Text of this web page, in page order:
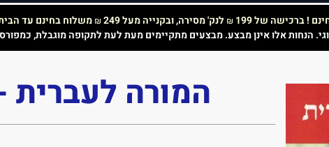
! ברכישה של 199 ₪ לנק' מסירה, ובקנייה מעל 249 ₪משלוח בחינם עד
הנחות אלו אינן מבצע. מבצעים מתקיימים מעת לעת לתקופה מוגבלת,
המורה לעברית